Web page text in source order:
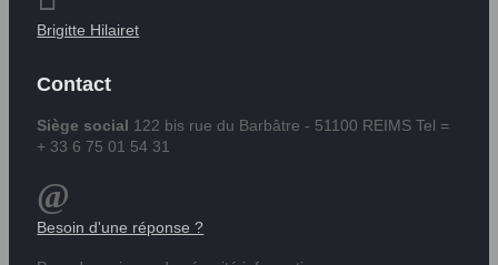
Brigitte Hilairet
Contact
Siège social 122 bis rue du Barbâtre - 51100 REIMS Tel =
+ 33 6 75 01 54 31
Besoin d'une réponse ?